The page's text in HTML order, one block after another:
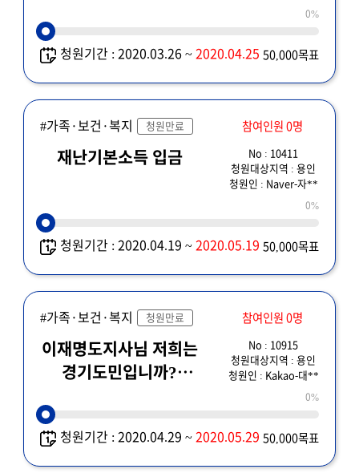
0%
청원기간 : 2020.03.26 ~2020.04.25 50,000목표
#가족·보건·복지 청원만료 참여인원 0명
재난기본소득 입금
No : 10411
청원대상지역 : 용인
청원인 : Naver-자**
0%
청원기간 : 2020.04.19 ~2020.05.19 50,000목표
#가족·보건·복지 청원만료 참여인원 0명
이재명도지사님 저희는
경기도민입니까?
No : 10915
청원대상지역 : 용인
청원인 : Kakao-대**
0%
청원기간 : 2020.04.29 ~2020.05.29 50,000목표